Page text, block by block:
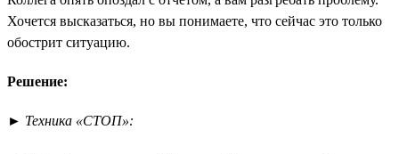
Хочется высказаться, но вы понимаете, что сейчас это только
обострит ситуацию.
Решение:
► Техника «СТОП»: